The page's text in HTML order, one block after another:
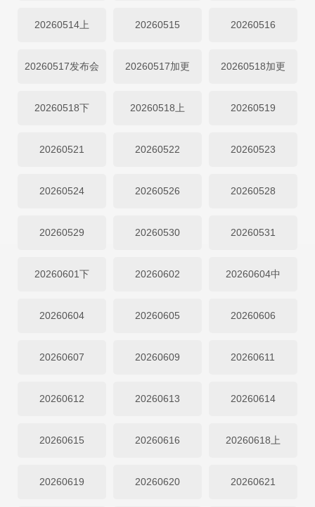
20260514上 20260515 20260516
20260517发布会 20260517加更 20260518加更
20260518下 20260518上 20260519
20260521 20260522 20260523
20260524 20260526 20260528
20260529 20260530 20260531
20260601下 20260602 20260604中
20260604 20260605 20260606
20260607 20260609 20260611
20260612 20260613 20260614
20260615 20260616 20260618上
20260619 20260620 20260621